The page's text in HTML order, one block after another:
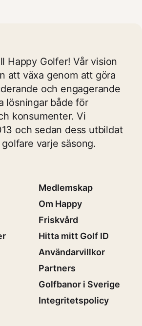
Happy Golfer! Vår vision
att växa genom att göra
och engagerande
lösningar både för
konsumenter. Vi
och sedan dess utbildat
varje säsong.
Medlemskap
Om Happy
Friskvård
Hitta mitt Golf ID
Användarvillkor
Partners
Golfbanor i Sverige
Integritetspolicy